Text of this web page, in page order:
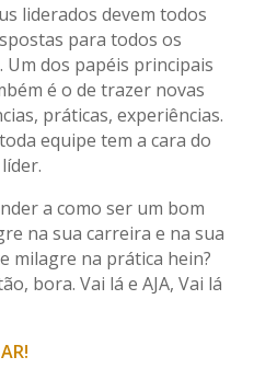
liderados devem todos
para todos os
Um dos papéis principais
é o de trazer novas
práticas, experiências.
equipe tem a cara do
a como ser um bom
na sua carreira e na sua
milagre na prática hein?
bora. Vai lá e AJA, Vai lá